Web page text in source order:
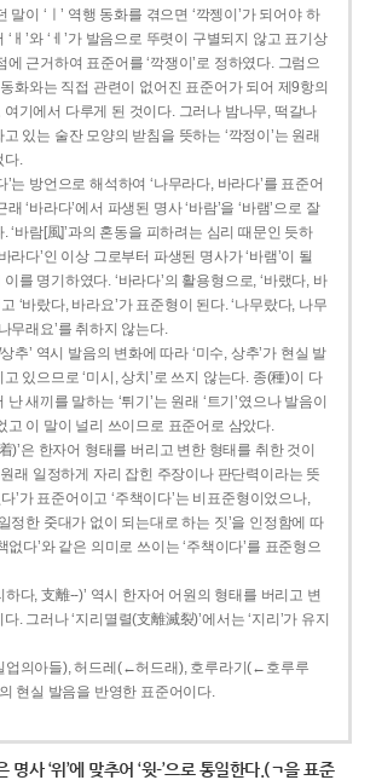
말이 ‘ㅣ’ 역행 동화를 겪으면 ‘깍젱이’가 되어야 하
ㅐ’와 ‘ㅔ’가 발음으로 뚜렷이 구별되지 않고 표기상
에 근거하여 표준어를 ‘깍쟁이’로 정하였다. 그럼으
동화와는 직접 관련이 없어진 표준어가 되어 제9항의
기에서 다루게 된 것이다. 그러나 밤나무, 떡갈나
있는 술잔 모양의 받침을 뜻하는 ‘깍정이’는 원래
다.
는 방언으로 해석하여 ‘나무라다, 바라다’를 표준어
‘바라다’에서 파생된 명사 ‘바람’을 ‘바램’으로 잘
‘바람[風]’과의 혼동을 피하려는 심리 때문인 듯하
라다’인 이상 그로부터 파생된 명사가 ‘바램’이 될
를 명기하였다. ‘바라다’의 활용형으로, ‘바랬다, 바
‘바랐다, 바라요’가 표준형이 된다. ‘나무랐다, 나무
무래요’를 취하지 않는다.
추’ 역시 발음의 변화에 따라 ‘미수, 상추’가 현실 발
있으므로 ‘미시, 상치’로 쓰지 않는다. 종(種)이 다
새끼를 말하는 ‘튀기’는 원래 ‘트기’였으나 발음이
고 이 말이 널리 쓰이므로 표준어로 삼았다.
은 한자어 형태를 버리고 변한 형태를 취한 것이
원래 일정하게 자리 잡힌 주장이나 판단력이라는 뜻
’가 표준어이고 ‘주책이다’는 비표준형이었으나,
일정한 줏대가 없이 되는대로 하는 짓’을 인정함에 따
없다’와 같은 의미로 쓰이는 ‘주책이다’를 표준형으
다, 支離--)’ 역시 한자어 어원의 형태를 버리고 변
. 그러나 ‘지리멸렬(支離滅裂)’에서는 ‘지리’가 유지
의아들), 허드레(←허드래), 호루라기(←호루루
현실 발음을 반영한 표준어이다.
은 명사 ‘위’에 맞추어 ‘윗-’으로 통일한다.(ㄱ을 표준